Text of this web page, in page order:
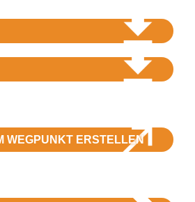
WEGPUNKT ERSTELLEN